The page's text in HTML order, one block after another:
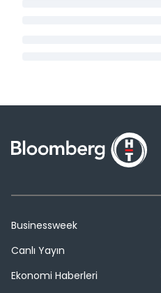
Businessweek
Canlı Yayın
Ekonomi Haberleri